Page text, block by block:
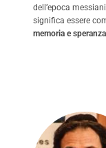
dell’epoca
significa essere
memoria e speranza